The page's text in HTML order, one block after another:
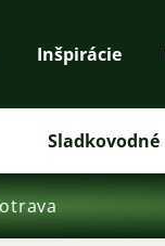
Inšpirácie
Sladkovodné